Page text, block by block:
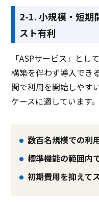
2-1. 小規模・短期
スト有利
「ASPサービス」とし
構築を伴わず導入でき
間で利用を開始しやす
ケースに適しています。
数百名規模での利
標準機能の範囲内
初期費用を抑えて